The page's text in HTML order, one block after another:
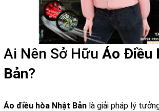
Ai Nên Sở Hữu Áo Điều
Bản?
Áo điều hòa Nhật Bản là giải pháp lý